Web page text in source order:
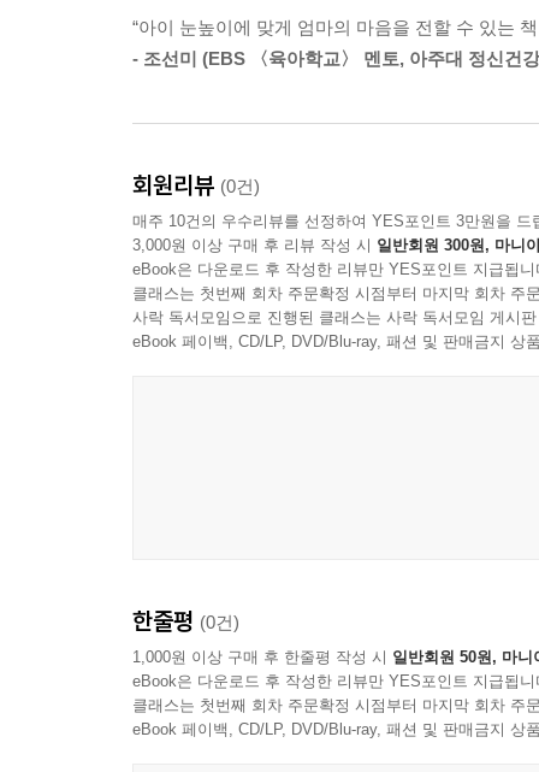
세상의 모든 엄마 마음을 대변하는 그림책 편지
‘잘했어’ 같은 말이라고 합니다. 그런데 아이에
반복과 힘겨루기에 가까운 아이와의 소통으로
야단치는 말을 훨씬 자주하게 되지요. 엄마는 나
《엄마 마음 그림책》은 육아에 지친 엄마에게
속마음을 전하기 위해 만들어졌습니다. 앞서 출
“아이 눈높이에 맞게 엄마의 마음을 전할 수 있는
- 조선미 (EBS 〈육아학교〉 멘토, 아주대 정신건
회원리뷰 (0건)
매주 10건의 우수리뷰를 선정하여 YES포인트 3만원을 드
3,000원 이상 구매 후 리뷰 작성 시 일반회원 300원, 마니
eBook은 다운로드 후 작성한 리뷰만 YES포인트 지급됩니
클래스는 첫번째 회차 주문확정 시점부터 마지막 회차 주
사락 독서모임으로 진행된 클래스는 사락 독서모임 게시
eBook 페이백, CD/LP, DVD/Blu-ray, 패션 및 판매금지 상
한줄평 (0건)
1,000원 이상 구매 후 한줄평 작성 시 일반회원 50원, 마니
eBook은 다운로드 후 작성한 리뷰만 YES포인트 지급됩니
클래스는 첫번째 회차 주문확정 시점부터 마지막 회차 주
eBook 페이백, CD/LP, DVD/Blu-ray, 패션 및 판매금지 상